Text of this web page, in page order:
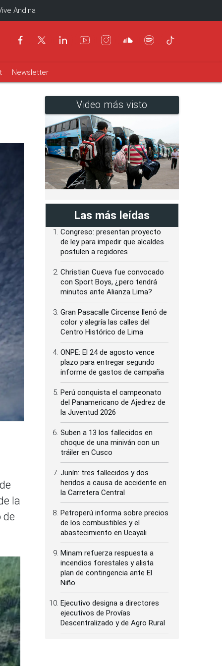
Andina
Newsletter
la
de
Video más visto
Las más leídas
Congreso: presentan proyecto
de ley para impedir que alcaldes
postulen a regidores
Christian Cueva fue convocado
con Sport Boys, ¿pero tendrá
minutos ante Alianza Lima?
Gran Pasacalle Circense llenó de
color y alegría las calles del
Centro Histórico de Lima
ONPE: El 24 de agosto vence
plazo para entregar segundo
informe de gastos de campaña
Perú conquista el campeonato
del Panamericano de Ajedrez de
la Juventud 2026
Suben a 13 los fallecidos en
choque de una miniván con un
tráiler en Cusco
Junín: tres fallecidos y dos
heridos a causa de accidente en
la Carretera Central
Petroperú informa sobre precios
de los combustibles y el
abastecimiento en Ucayali
Minam refuerza respuesta a
incendios forestales y alista
plan de contingencia ante El
Niño
Ejecutivo designa a directores
ejecutivos de Provías
Descentralizado y de Agro Rural